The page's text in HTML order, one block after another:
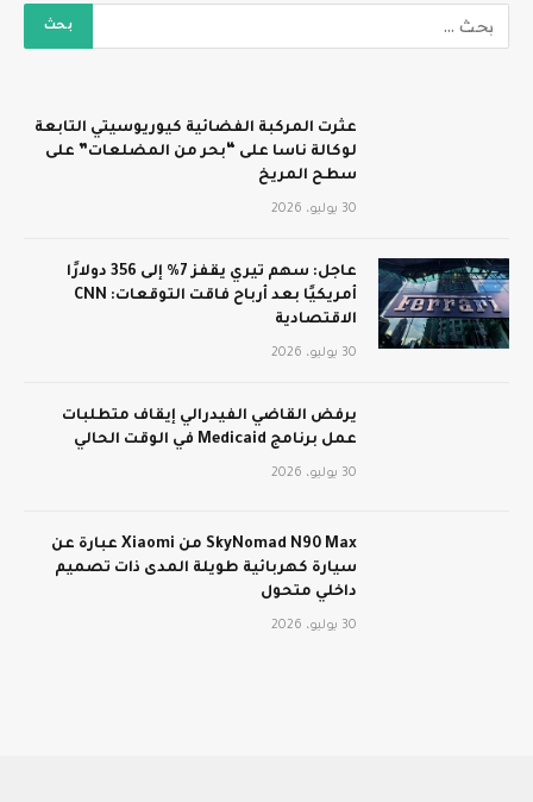
عثرت المركبة الفضائية كيوريوسيتي التابعة
لوكالة ناسا على “بحر من المضلعات” على
سطح المريخ
30 يوليو، 2026
عاجل: سهم تيري يقفز 7% إلى 356 دولارًا
أمريكيًا بعد أرباح فاقت التوقعات: CNN
الاقتصادية
30 يوليو، 2026
يرفض القاضي الفيدرالي إيقاف متطلبات
عمل برنامج Medicaid في الوقت الحالي
30 يوليو، 2026
SkyNomad N90 Max من Xiaomi عبارة عن
سيارة كهربائية طويلة المدى ذات تصميم
داخلي متحول
30 يوليو، 2026